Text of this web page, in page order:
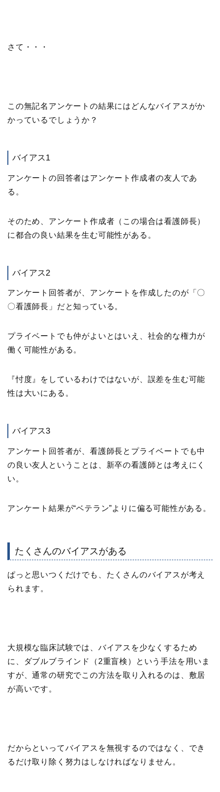
さて・・・
この無記名アンケートの結果にはどんなバイアスがか
かっているでしょうか？
バイアス1
アンケートの回答者はアンケート作成者の友人であ
る。
そのため、アンケート作成者（この場合は看護師長）
に都合の良い結果を生む可能性がある。
バイアス2
アンケート回答者が、アンケートを作成したのが「〇
〇看護師長」だと知っている。
プライベートでも仲がよいとはいえ、社会的な権力が
働く可能性がある。
『忖度』をしているわけではないが、誤差を生む可能
性は大いにある。
バイアス3
アンケート回答者が、看護師長とプライベートでも中
の良い友人ということは、新卒の看護師とは考えにく
い。
アンケート結果が“ベテラン”よりに偏る可能性がある。
たくさんのバイアスがある
ぱっと思いつくだけでも、たくさんのバイアスが考え
られます。
大規模な臨床試験では、バイアスを少なくするため
に、ダブルブラインド（2重盲検）という手法を用いま
すが、通常の研究でこの方法を取り入れるのは、敷居
が高いです。
だからといってバイアスを無視するのではなく、でき
るだけ取り除く努力はしなければなりません。